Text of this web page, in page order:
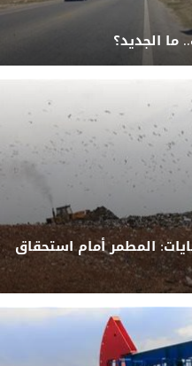
ما الجديد؟
المطمر أمام استحقاق